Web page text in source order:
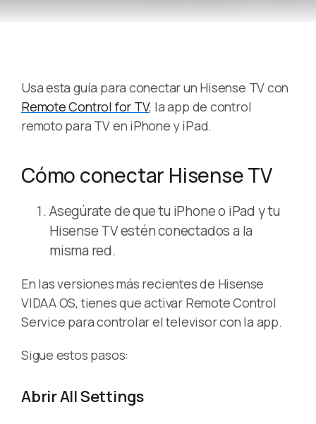
Usa esta guía para conectar un Hisense TV con
Remote Control for TV, la app de control
remoto para TV en iPhone y iPad.
Cómo conectar Hisense TV
Asegúrate de que tu iPhone o iPad y tu
Hisense TV estén conectados a la
misma red.
En las versiones más recientes de Hisense
VIDAA OS, tienes que activar Remote Control
Service para controlar el televisor con la app.
Sigue estos pasos:
Abrir All Settings